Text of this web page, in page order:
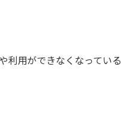
利用ができなくなっている